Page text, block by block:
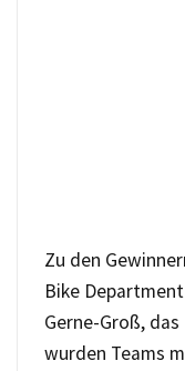
Zu den
Bike
Gerne-Groß,
wurden Teams